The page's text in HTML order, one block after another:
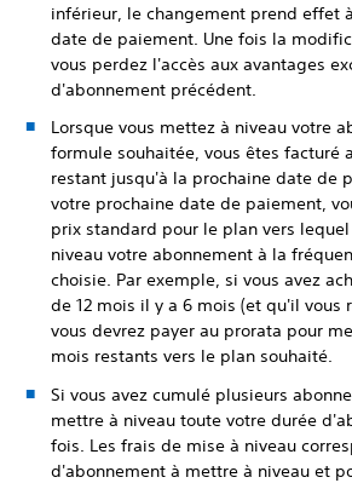
inférieur, le changement prend effet
date de paiement. Une fois la
vous perdez l'accès aux avantages
d'abonnement précédent.
Lorsque vous mettez à niveau votre
formule souhaitée, vous êtes facturé
restant jusqu'à la prochaine date de
votre prochaine date de paiement,
prix standard pour le plan vers
niveau votre abonnement à la
choisie. Par exemple, si vous avez
de 12 mois il y a 6 mois (et qu'il vous
vous devrez payer au prorata pour
mois restants vers le plan souhaité.
Si vous avez cumulé plusieurs
mettre à niveau toute votre durée
fois. Les frais de mise à niveau
d'abonnement à mettre à niveau et